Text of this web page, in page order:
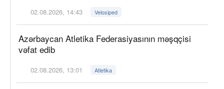
02.08.2026, 14:43 Velosiped
Azərbaycan Atletika Federasiyasının məşqçisi
vəfat edib
02.08.2026, 13:01 Atletika